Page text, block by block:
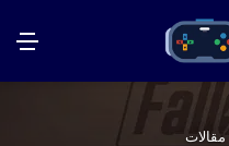
مقالات